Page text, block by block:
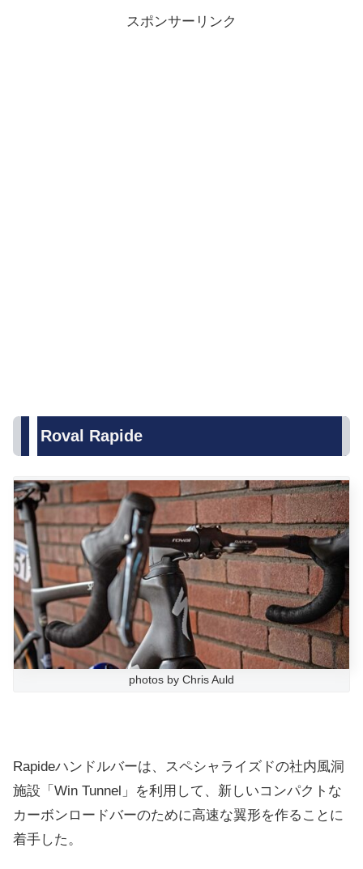
スポンサーリンク
Roval Rapide
photos by Chris Auld
Rapideハンドルバーは、スペシャライズドの社内風洞
施設「Win Tunnel」を利用して、新しいコンパクトな
カーボンロードバーのために高速な翼形を作ることに
着手した。